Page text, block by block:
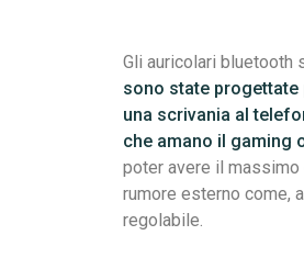
Gli auricolari bluetooth
sono state progettate
una scrivania al
che amano il gaming
poter avere il massimo
rumore esterno come,
regolabile.